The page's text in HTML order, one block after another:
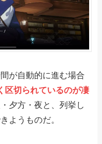
が自動的に進む場合
区切られているのが凄
夕方・夜と、列挙し
ようものだ。